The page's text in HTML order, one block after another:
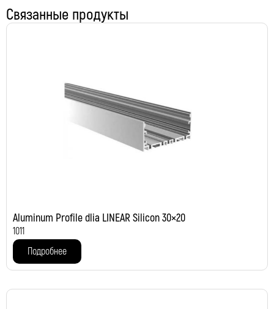
Связанные продукты
Aluminum Profile dlia LINEAR Silicon 30×20
1011
Подробнее